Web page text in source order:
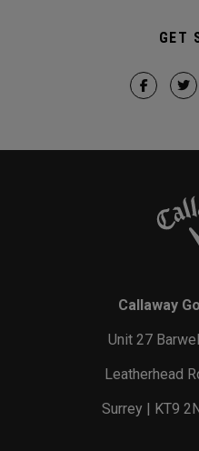
GET
Callaway
Unit 27
Leatherhead
Surrey | KT9